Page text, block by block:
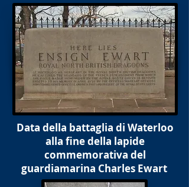
Data della battaglia di Waterloo
alla fine della lapide
commemorativa del
guardiamarina Charles Ewart